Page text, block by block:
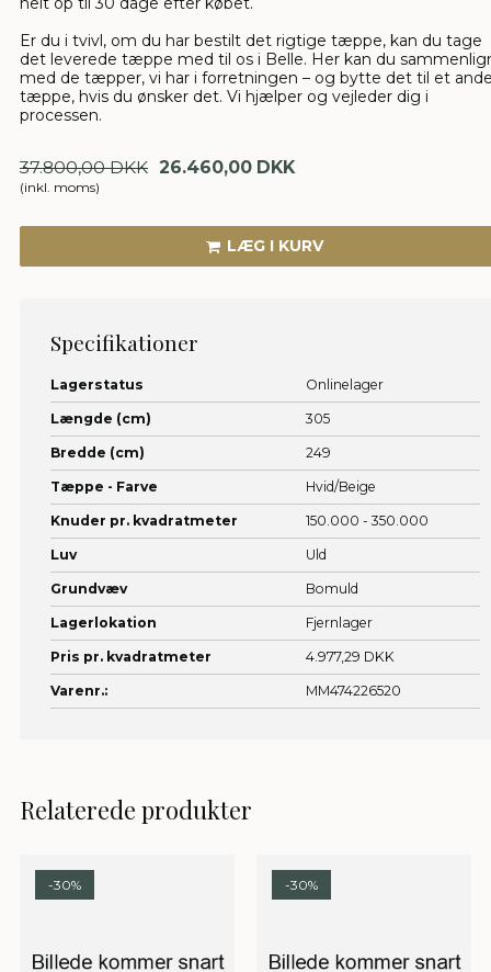
Er du i tvivl, om du har bestilt det rigtige tæppe, kan du tage
det leverede tæppe med til os i Belle. Her kan du
med de tæpper, vi har i forretningen – og bytte det til et
tæppe, hvis du ønsker det. Vi hjælper og vejleder dig i
processen.
26.460,00 DKK
37.800,00 DKK
(inkl. moms)
LÆG I KURV
Specifikationer
Lagerstatus Onlinelager
Længde (cm) 305
Bredde (cm) 249
Tæppe - Farve Hvid/Beige
Knuder pr. kvadratmeter 150.000 - 350.000
Luv Uld
Grundvæv Bomuld
Lagerlokation Fjernlager
Pris pr. kvadratmeter 4.977,29 DKK
Varenr.: MM474226520
Relaterede produkter
-30% -30%